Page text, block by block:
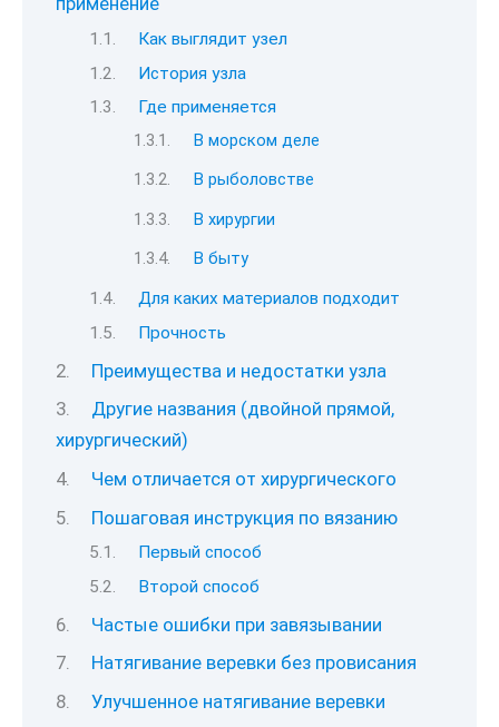
Как выглядит узел
История узла
Где применяется
В морском деле
В рыболовстве
В хирургии
В быту
Для каких материалов подходит
Прочность
Преимущества и недостатки узла
Другие названия (двойной прямой,
хирургический)
Чем отличается от хирургического
Пошаговая инструкция по вязанию
Первый способ
Второй способ
Частые ошибки при завязывании
Натягивание веревки без провисания
Улучшенное натягивание веревки